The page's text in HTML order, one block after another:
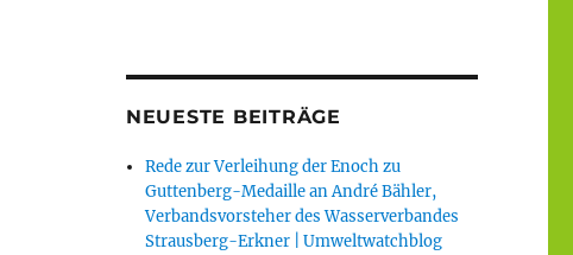
NEUESTE BEITRÄGE
Rede zur Verleihung der Enoch zu
Guttenberg-Medaille an André Bähler,
Verbandsvorsteher des Wasserverbandes
Strausberg-Erkner | Umweltwatchblog